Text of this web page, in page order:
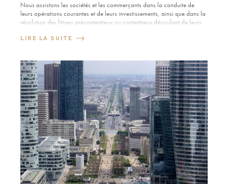
Nous assistons les sociétés et les commerçants dans la conduite de
leurs opérations courantes et de leurs investissements, ainsi que dans la
résolution des litiges précontentieux ou contentieux découlant de leurs
LIRE LA SUITE